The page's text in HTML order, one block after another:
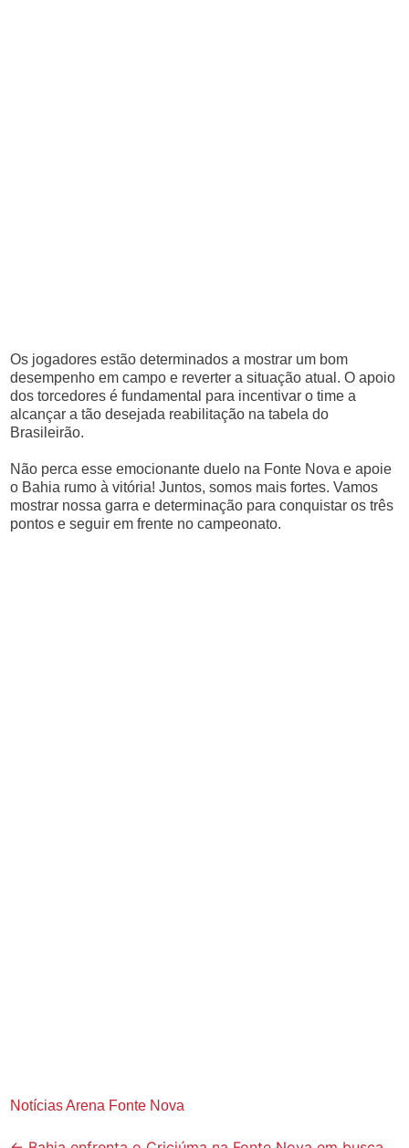
Os jogadores estão determinados a mostrar um bom
desempenho em campo e reverter a situação atual. O apoio
dos torcedores é fundamental para incentivar o time a
alcançar a tão desejada reabilitação na tabela do
Brasileirão.
Não perca esse emocionante duelo na Fonte Nova e apoie
o Bahia rumo à vitória! Juntos, somos mais fortes. Vamos
mostrar nossa garra e determinação para conquistar os três
pontos e seguir em frente no campeonato.
Notícias Arena Fonte Nova